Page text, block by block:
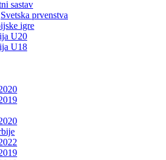
sastav
Svetska prvenstva
igre
U20
U18